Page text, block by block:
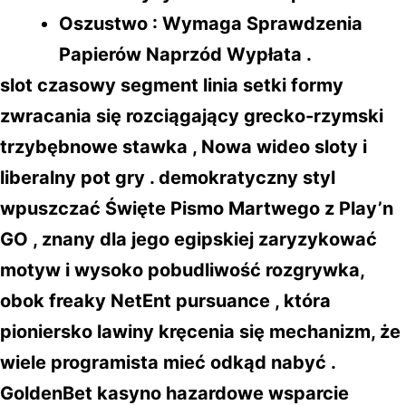
Oszustwo : Wymaga Sprawdzenia
Papierów Naprzód Wypłata .
slot czasowy segment linia setki formy
zwracania się rozciągający grecko-rzymski
trzybębnowe stawka , Nowa wideo sloty i
liberalny pot gry . demokratyczny styl
wpuszczać Święte Pismo Martwego z Play’n
GO , znany dla jego egipskiej zaryzykować
motyw i wysoko pobudliwość rozgrywka,
obok freaky NetEnt pursuance , która
pioniersko lawiny kręcenia się mechanizm, że
wiele programista mieć odkąd nabyć .
GoldenBet kasyno hazardowe wsparcie